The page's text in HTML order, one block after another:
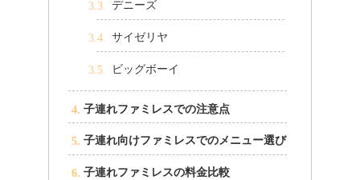
デニーズ
サイゼリヤ
ビッグボーイ
子連れファミレスでの注意点
子連れ向けファミレスでのメニュー選び
子連れファミレスの料金比較